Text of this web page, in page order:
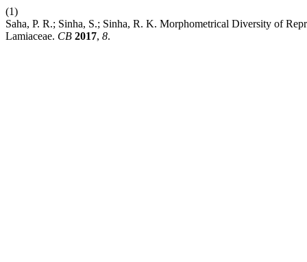
(1)
Saha, P. R.; Sinha, S.; Sinha, R. K. Morphometrical Diversity of
Lamiaceae. CB 2017, 8.